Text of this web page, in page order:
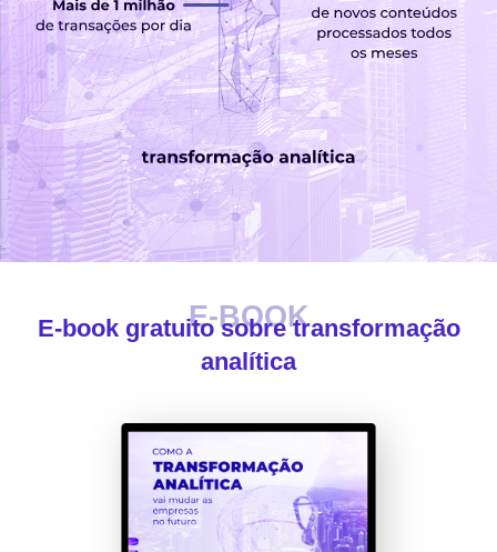
E-BOOK
E-book gratuito sobre transformação
analítica